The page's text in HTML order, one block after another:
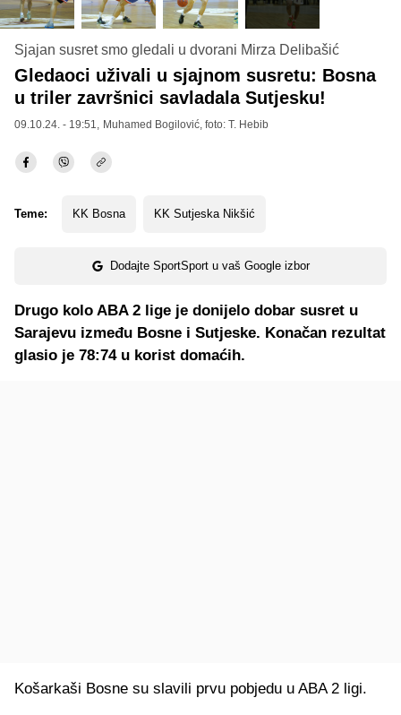
Sjajan susret smo gledali u dvorani Mirza Delibašić
Gledaoci uživali u sjajnom susretu: Bosna
u triler završnici savladala Sutjesku!
09.10.24. - 19:51, Muhamed Bogilović, foto: T. Hebib
Teme: KK Bosna KK Sutjeska Nikšić
Dodajte SportSport u vaš Google izbor
Drugo kolo ABA 2 lige je donijelo dobar susret u
Sarajevu između Bosne i Sutjeske. Konačan rezultat
glasio je 78:74 u korist domaćih.
Košarkaši Bosne su slavili prvu pobjedu u ABA 2 ligi.